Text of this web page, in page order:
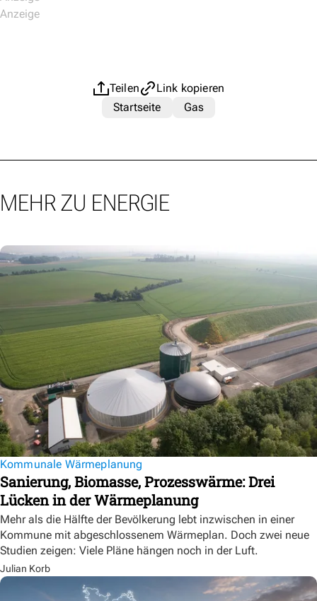
Teilen
Link kopieren
Startseite
Gas
MEHR ZU ENERGIE
Kommunale Wärmeplanung
Sanierung, Biomasse, Prozesswärme: Drei
Lücken in der Wärmeplanung
Mehr als die Hälfte der Bevölkerung lebt inzwischen in einer
Kommune mit abgeschlossenem Wärmeplan. Doch zwei neue
Studien zeigen: Viele Pläne hängen noch in der Luft.
Julian Korb